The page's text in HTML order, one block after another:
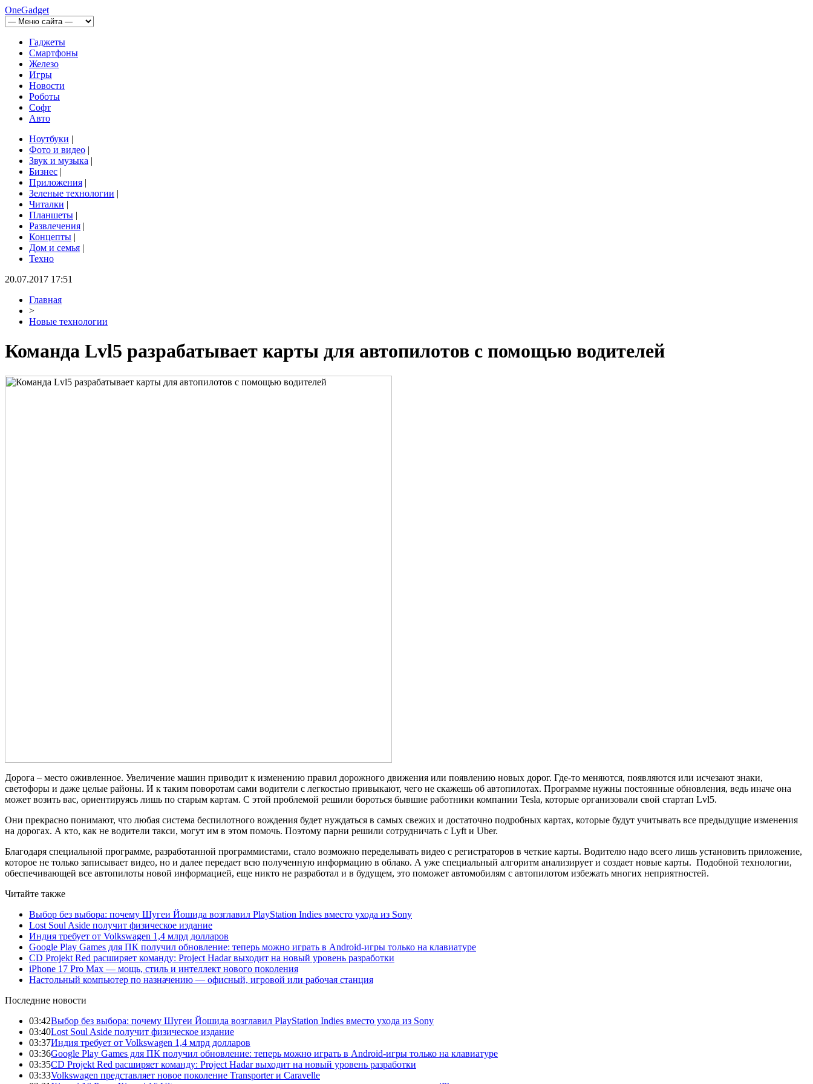
OneGadget
Гаджеты
Смартфоны
Железо
Игры
Новости
Роботы
Софт
Авто
Ноутбуки |
Фото и видео |
Звук и музыка |
Бизнес |
Приложения |
Зеленые технологии |
Читалки |
Планшеты |
Развлечения |
Концепты |
Дом и семья |
Техно
20.07.2017 17:51
Главная
>
Новые технологии
Команда Lvl5 разрабатывает карты для автопилотов с помощью водителей
Дорога – место оживленное. Увеличение машин приводит к изменению правил дорожного движения или появлению новых дорог. Где-то меняются, появляются или исчезают знаки,
светофоры и даже целые районы. И к таким поворотам сами водители с легкостью привыкают, чего не скажешь об автопилотах. Программе нужны постоянные обновления, ведь иначе она
может возить вас, ориентируясь лишь по старым картам. С этой проблемой решили бороться бывшие работники компании Tesla, которые организовали свой стартап Lvl5.
Они прекрасно понимают, что любая система беспилотного вождения будет нуждаться в самых свежих и достаточно подробных картах, которые будут учитывать все предыдущие изменения
на дорогах. А кто, как не водители такси, могут им в этом помочь. Поэтому парни решили сотрудничать с Lyft и Uber.
Благодаря специальной программе, разработанной программистами, стало возможно переделывать видео с регистраторов в четкие карты. Водителю надо всего лишь установить приложение,
которое не только записывает видео, но и далее передает всю полученную информацию в облако. А уже специальный алгоритм анализирует и создает новые карты. Подобной технологии,
обеспечивающей все автопилоты новой информацией, еще никто не разработал и в будущем, это поможет автомобилям с автопилотом избежать многих неприятностей.
Читайте также
Выбор без выбора: почему Шугеи Йошида возглавил PlayStation Indies вместо ухода из Sony
Lost Soul Aside получит физическое издание
Индия требует от Volkswagen 1,4 млрд долларов
Google Play Games для ПК получил обновление: теперь можно играть в Android-игры только на клавиатуре
CD Projekt Red расширяет команду: Project Hadar выходит на новый уровень разработки
iPhone 17 Pro Max — мощь, стиль и интеллект нового поколения
Настольный компьютер по назначению — офисный, игровой или рабочая станция
Последние новости
03:42Выбор без выбора: почему Шугеи Йошида возглавил PlayStation Indies вместо ухода из Sony
03:40Lost Soul Aside получит физическое издание
03:37Индия требует от Volkswagen 1,4 млрд долларов
03:36Google Play Games для ПК получил обновление: теперь можно играть в Android-игры только на клавиатуре
03:35CD Projekt Red расширяет команду: Project Hadar выходит на новый уровень разработки
03:33Volkswagen представляет новое поколение Transporter и Caravelle